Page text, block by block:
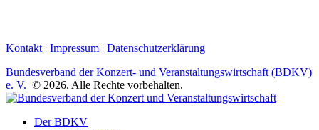
Kontakt| Impressum | Datenschutzerklärung
Bundesverband der Konzert- und Veranstaltungswirtschaft (BDKV)
e. V. © 2026. Alle Rechte vorbehalten.
Der BDKV